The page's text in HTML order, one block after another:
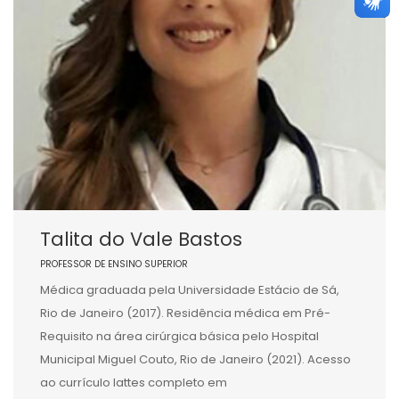
Talita do Vale Bastos
PROFESSOR DE ENSINO SUPERIOR
Médica graduada pela Universidade Estácio de Sá,
Rio de Janeiro (2017). Residência médica em Pré-
Requisito na área cirúrgica básica pelo Hospital
Municipal Miguel Couto, Rio de Janeiro (2021). Acesso
ao currículo lattes completo em